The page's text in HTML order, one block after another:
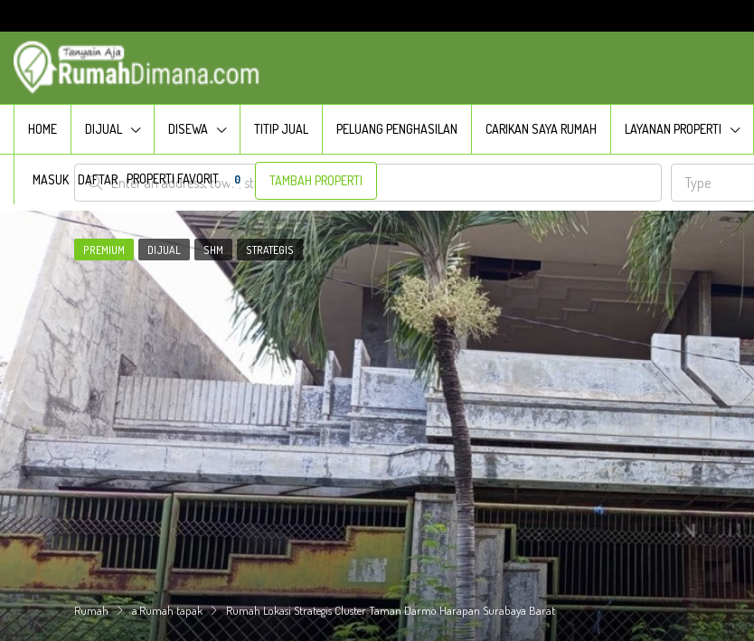
HOME DIJUAL DISEWA TITIP JUAL PELUANG PENGHASILAN CARIKAN SAYA RUMAH LAYANAN PROPERTI
MASUK DAFTAR PROPERTI FAVORIT 0 TAMBAH PROPERTI Type
PREMIUM DIJUAL SHM STRATEGIS
Rumah a.Rumah tapak Rumah Lokasi Strategis Cluster Taman Darmo Harapan Surabaya Barat